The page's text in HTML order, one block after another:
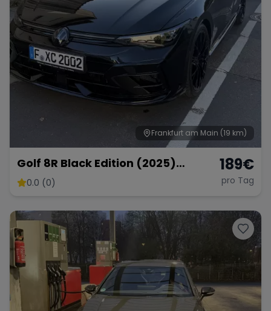
Frankfurt am Main (19 km)
Golf 8R Black Edition (2025)
Vollausstattung
0.0 (0)
189€
pro Tag